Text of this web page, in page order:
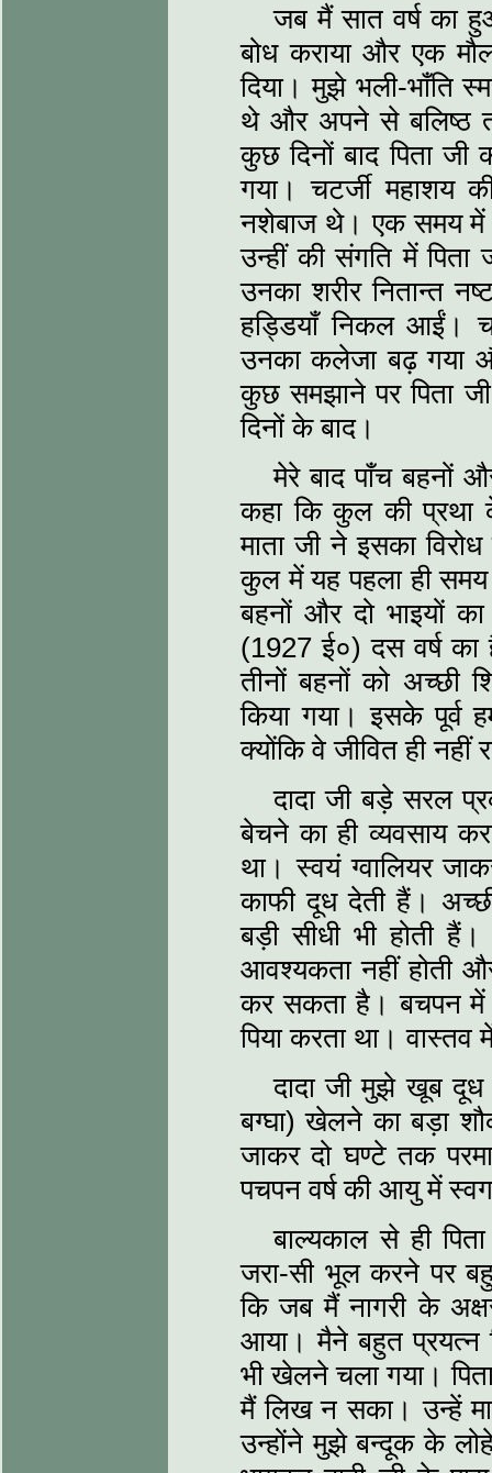
जब मैं सात वर्ष का
बोध कराया और एक
दिया। मुझे भली-भाँति
थे और अपने से बलिष्‍ठ
कुछ दिनों बाद पिता जी
गया। चटर्जी महाशय
नशेबाज थे। एक समय में
उन्हीं की संगति में
उनका शरीर नितान्त
हड्डियाँ निकल आईं।
उनका कलेजा बढ़ गया
कुछ समझाने पर पिता
दिनों के बाद।
मेरे बाद पाँच बहनों
कहा कि कुल की प्रथा
माता जी ने इसका
कुल में यह पहला ही
बहनों और दो भाइयों
(1927 ई०) दस वर्ष
तीनों बहनों को अच्छी
किया गया। इसके पूर्व
क्योंकि वे जीवित ही नहीं
दादा जी बड़े सरल
बेचने का ही व्यवसाय
था। स्वयं ग्वालियर
काफी दूध देती हैं।
बड़ी सीधी भी होती
आवश्यकता नहीं होती
कर सकता है। बचपन में
पिया करता था। वास्तव
दादा जी मुझे खूब दूध
बग्घा) खेलने का बड़ा
जाकर दो घण्टे तक
पचपन वर्ष की आयु में
बाल्यकाल से ही
जरा-सी भूल करने पर
कि जब मैं नागरी के
आया। मैने बहुत प्रयत्‍न
भी खेलने चला गया।
मैं लिख न सका। उन्हें
उन्होंने मुझे बन्दूक के